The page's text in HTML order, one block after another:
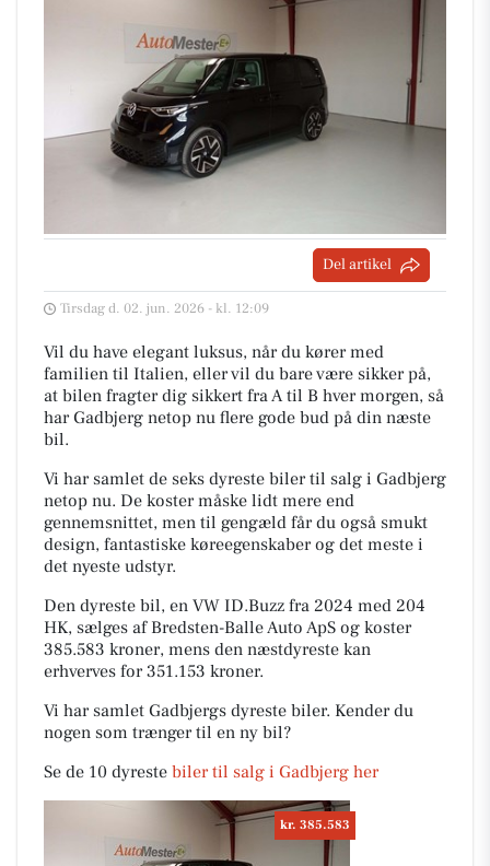
Del artikel
Tirsdag d. 02. jun. 2026 - kl. 12:09
Vil du have elegant luksus, når du kører med
familien til Italien, eller vil du bare være sikker på,
at bilen fragter dig sikkert fra A til B hver morgen, så
har Gadbjerg netop nu flere gode bud på din næste
bil.
Vi har samlet de seks dyreste biler til salg i Gadbjerg
netop nu. De koster måske lidt mere end
gennemsnittet, men til gengæld får du også smukt
design, fantastiske køreegenskaber og det meste i
det nyeste udstyr.
Den dyreste bil, en VW ID.Buzz fra 2024 med 204
HK, sælges af Bredsten-Balle Auto ApS og koster
385.583 kroner, mens den næstdyreste kan
erhverves for 351.153 kroner.
Vi har samlet Gadbjergs dyreste biler. Kender du
nogen som trænger til en ny bil?
Se de 10 dyreste biler til salg i Gadbjerg her
kr. 385.583